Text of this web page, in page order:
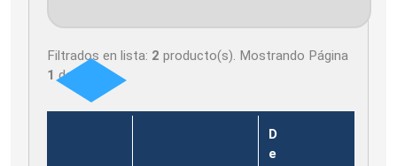
Filtrados en lista: 2 producto(s). Mostrando Página
1 de
D
e